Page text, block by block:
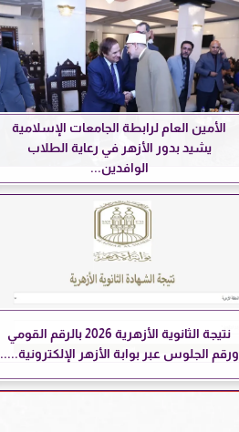
الأمين العام لرابطة الجامعات الإسلامية
يشيد بدور الأزهر في رعاية الطلاب
الوافدين...
نتيجة الثانوية الأزهرية 2026 بالرقم القومي
ورقم الجلوس عبر بوابة الأزهر الإلكترونية.....